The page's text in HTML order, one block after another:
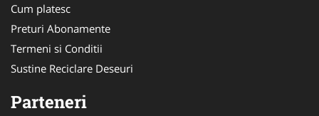
Cum platesc
Preturi Abonamente
Termeni si Conditii
Sustine Reciclare Deseuri
Parteneri